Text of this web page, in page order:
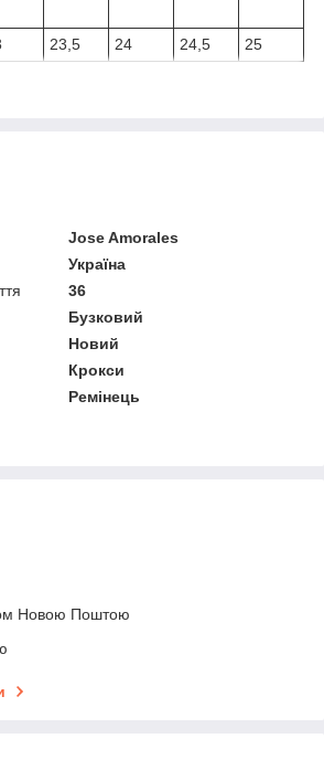
23,5 24 24,5 25
Jose Amorales
Україна
36
Бузковий
Новий
Крокси
Ремінець
Новою Поштою